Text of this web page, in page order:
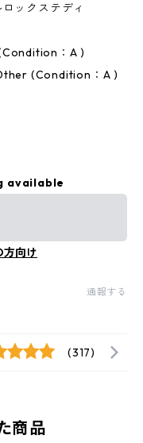
ックステディ
：A )
(Condition：A )
available
方向け
通報する
(317)
商品